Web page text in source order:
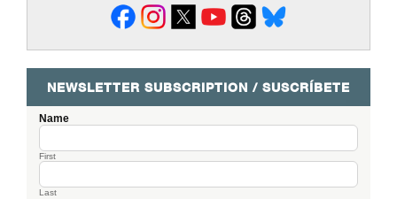
NEWSLETTER SUBSCRIPTION / SUSCRÍBETE
Name
First
Last